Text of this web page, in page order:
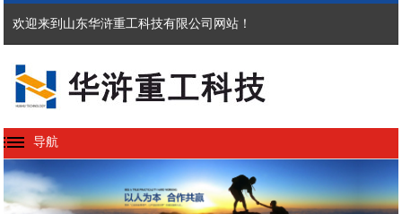
欢迎来到山东华浒重工科技有限公司网站！
导航